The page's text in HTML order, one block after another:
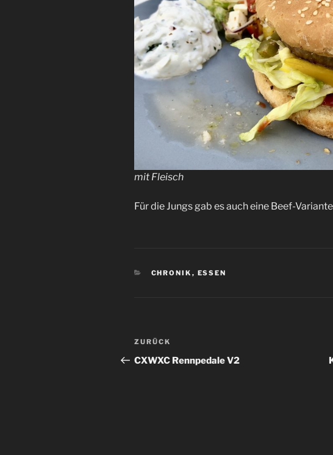
mit Fleisch
Für die Jungs gab es auch eine Beef-
KATEGORIEN
CHRONIK , ESSEN
Beitrags-
Navigation
Vorheriger
Beitrag
ZURÜCK
CXWXC Rennpedale V2